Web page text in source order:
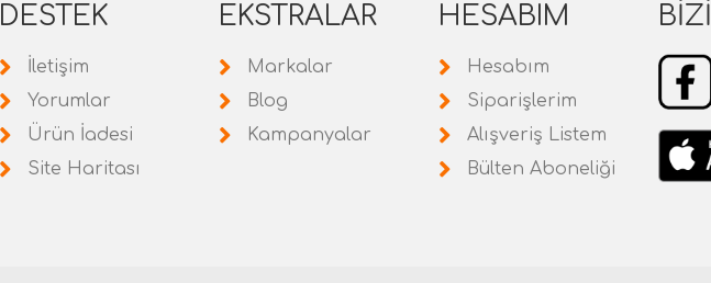
DESTEK
İletişim
Yorumlar
Ürün İadesi
Site Haritası
EKSTRALAR
Markalar
Blog
Kampanyalar
HESABIM
Hesabım
Siparişlerim
Alışveriş Listem
Bülten Aboneliği